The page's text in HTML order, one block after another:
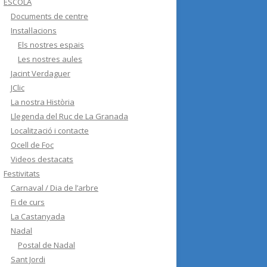
Documents de centre
Instal·lacions
Els nostres espais
Les nostres aules
Jacint Verdaguer
JClic
La nostra Història
Llegenda del Ruc de La Granada
Localització i contacte
Ocell de Foc
Videos destacats
Festivitats
Carnaval / Dia de l’arbre
Fi de curs
La Castanyada
Nadal
Postal de Nadal
Sant Jordi